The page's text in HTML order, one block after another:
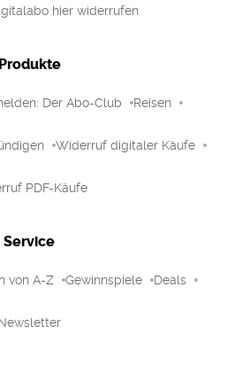
hier widerrufen
Produkte
Der Abo-Club Reisen
Widerruf digitaler Käufe
PDF-Käufe
Service
von A-Z Gewinnspiele Deals